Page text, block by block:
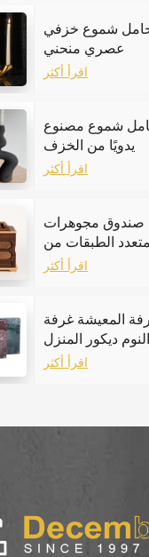
شموع خزفي
عصري منحني
اقرأ أكثر
شموع مصنوع
يدويًا من الخزف
الحجري
اقرأ أكثر
صندوق مجوهرات
متعدد الطبقات من
خشب الجوز
اقرأ أكثر
المعيشة غرفة
النوم ديكور المنزل
إطار الصورة الرخام
اقرأ أكثر